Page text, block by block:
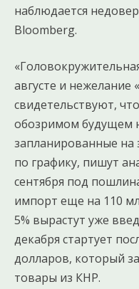
наблюдается
Bloomberg.
августе и нежелание
свидетельствуют,
обозримом будущем
запланированные на
по графику, пишут
сентября под
импорт еще на 110
5% вырастут уже
декабря стартует
долларов, который
товары из КНР.